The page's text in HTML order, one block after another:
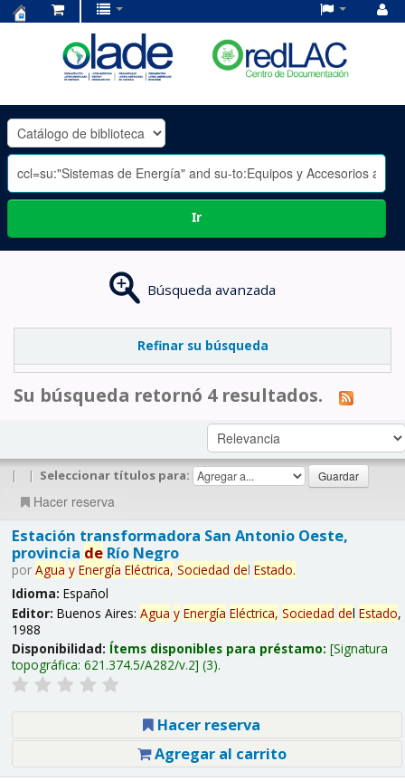
OLADE
-
Ir
Búsqueda avanzada
Refinar su búsqueda
Su búsqueda retornó 4 resultados.
| | Seleccionar títulos para:
Hacer reserva
Estación transformadora San Antonio Oeste,
provincia deRío Negro
por Agua y Energía Eléctrica, Sociedad del Estado.
Idioma: Español
Editor: Buenos Aires: Agua y Energía Eléctrica, Sociedad del Estado,
1988
Disponibilidad: Ítems disponibles para préstamo: Signatura
topográfica: 621.374.5/A282/v.2 (3).
Hacer reserva
Agregar al carrito